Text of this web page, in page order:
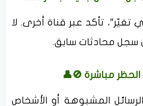
تغيّر”، تأكد عبر قناة أخرى. لا
سجل محادثات سابق.
المشبوهة أو الأشخاص